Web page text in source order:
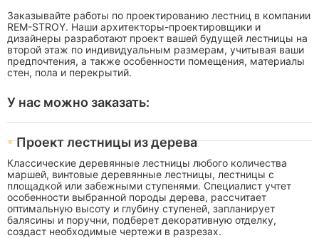
Заказывайте работы по проектированию лестниц в компании
REM-STROY. Наши архитекторы-проектировщики и
дизайнеры разработают проект вашей будущей лестницы на
второй этаж по индивидуальным размерам, учитывая ваши
предпочтения, а также особенности помещения, материалы
стен, пола и перекрытий.
У нас можно заказать:
Проект лестницы из дерева
Классические деревянные лестницы любого количества
маршей, винтовые деревянные лестницы, лестницы с
площадкой или забежными ступенями. Специалист учтет
особенности выбранной породы дерева, рассчитает
оптимальную высоту и глубину ступеней, запланирует
балясины и поручни, подберет декоративную отделку,
создаст необходимые чертежи в разрезах.